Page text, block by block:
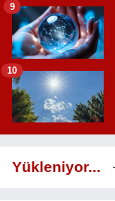
9
10
Yükleniyor...